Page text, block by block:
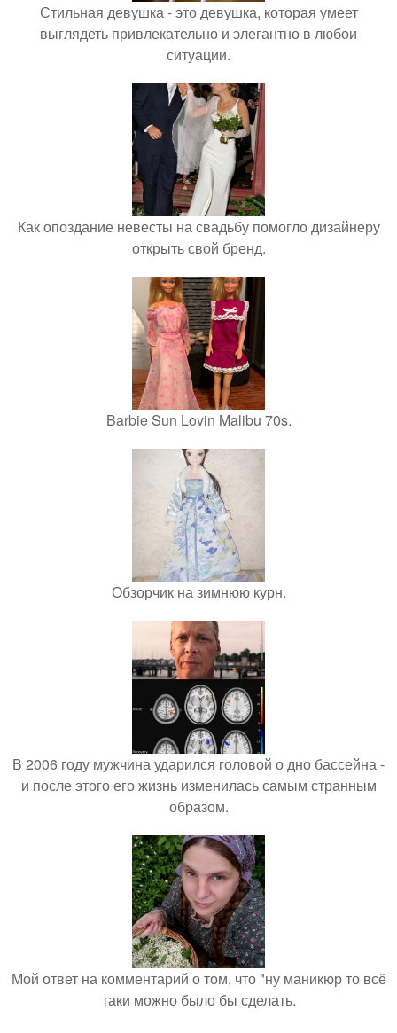
Стильная девушка - это девушка, которая умеет
выглядеть привлекательно и элегантно в любои
ситуации.
Как опоздание невесты на свадьбу помогло дизайнеру
открыть свой бренд.
Barbie Sun Lovin Malibu 70s.
Обзорчик на зимнюю курн.
В 2006 году мужчина ударился головой о дно бассейна -
и после этого его жизнь изменилась самым странным
образом.
Мой ответ на комментарий о том, что "ну маникюр то всё
таки можно было бы сделать.